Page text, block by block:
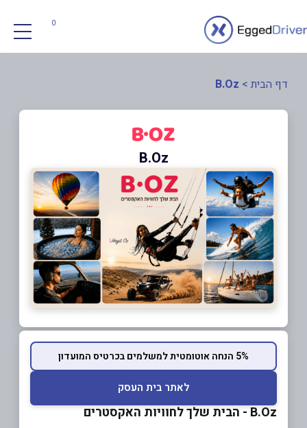
0
דף הבית >
B.Oz
B.Oz
5% הנחה אוטומטית למשלמים בכרטיס המועדון
לאתר בית העסק
B.Oz - הבית שלך לחוויות האקסטרים